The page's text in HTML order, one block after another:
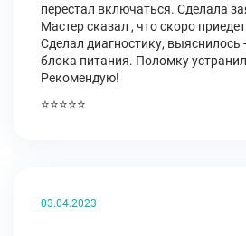
перестал включаться. Сделала
Мастер сказал , что скоро
Сделал диагностику, выяснилось
блока питания. Поломку
Рекомендую!
⭐⭐⭐⭐⭐
03.04.2023